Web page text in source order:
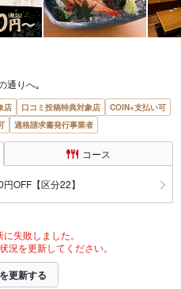
通りへ｡
店 口コミ投稿特典対象店
COIN+支払い可
適格請求書発行事業者
コース
OFF【区分22】
失敗しました。
況を更新してください。
更新する